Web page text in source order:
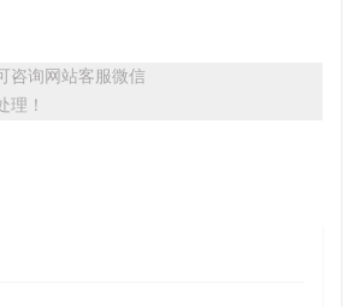
咨询网站客服微信
理！